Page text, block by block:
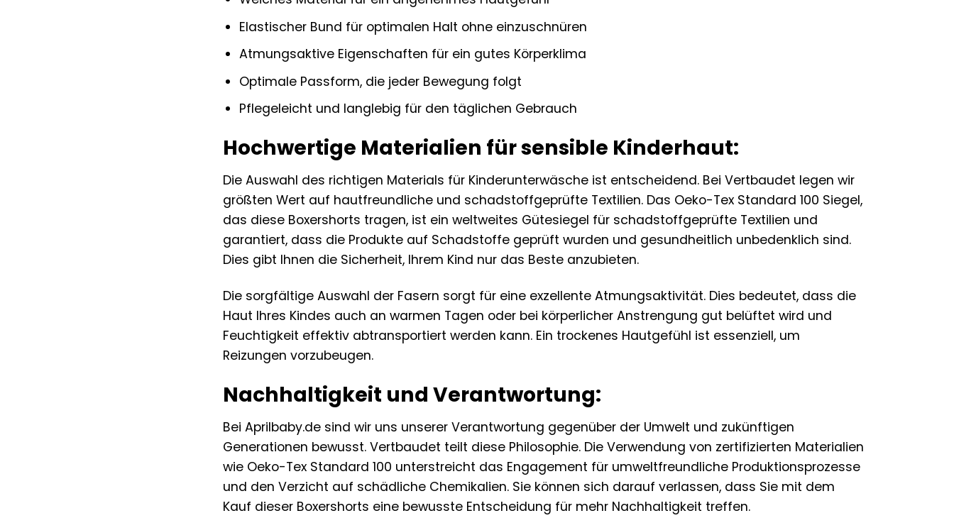
Elastischer Bund für optimalen Halt ohne einzuschnüren
Atmungsaktive Eigenschaften für ein gutes Körperklima
Optimale Passform, die jeder Bewegung folgt
Pflegeleicht und langlebig für den täglichen Gebrauch
Hochwertige Materialien für sensible Kinderhaut:
Die Auswahl des richtigen Materials für Kinderunterwäsche ist entscheidend. Bei Vertbaudet legen wir
größten Wert auf hautfreundliche und schadstoffgeprüfte Textilien. Das Oeko-Tex Standard 100 Siegel,
das diese Boxershorts tragen, ist ein weltweites Gütesiegel für schadstoffgeprüfte Textilien und
garantiert, dass die Produkte auf Schadstoffe geprüft wurden und gesundheitlich unbedenklich sind.
Dies gibt Ihnen die Sicherheit, Ihrem Kind nur das Beste anzubieten.
Die sorgfältige Auswahl der Fasern sorgt für eine exzellente Atmungsaktivität. Dies bedeutet, dass die
Haut Ihres Kindes auch an warmen Tagen oder bei körperlicher Anstrengung gut belüftet wird und
Feuchtigkeit effektiv abtransportiert werden kann. Ein trockenes Hautgefühl ist essenziell, um
Reizungen vorzubeugen.
Nachhaltigkeit und Verantwortung:
Bei Aprilbaby.de sind wir uns unserer Verantwortung gegenüber der Umwelt und zukünftigen
Generationen bewusst. Vertbaudet teilt diese Philosophie. Die Verwendung von zertifizierten Materialien
wie Oeko-Tex Standard 100 unterstreicht das Engagement für umweltfreundliche Produktionsprozesse
und den Verzicht auf schädliche Chemikalien. Sie können sich darauf verlassen, dass Sie mit dem
Kauf dieser Boxershorts eine bewusste Entscheidung für mehr Nachhaltigkeit treffen.